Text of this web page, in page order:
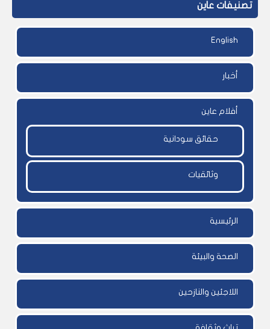
تصنيفات عاين
English
أخبار
أفلام عاين
حقائق سودانية
وثائقيات
الرئيسية
الصحة والبيئة
اللاجئين والنازحين